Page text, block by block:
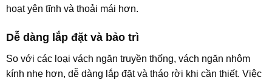
hoạt yên tĩnh và thoải mái hơn.
Dễ dàng lắp đặt và bảo trì
So với các loại vách ngăn truyền thống, vách ngăn nhôm
kính nhẹ hơn, dễ dàng lắp đặt và tháo rời khi cần thiết. Việc